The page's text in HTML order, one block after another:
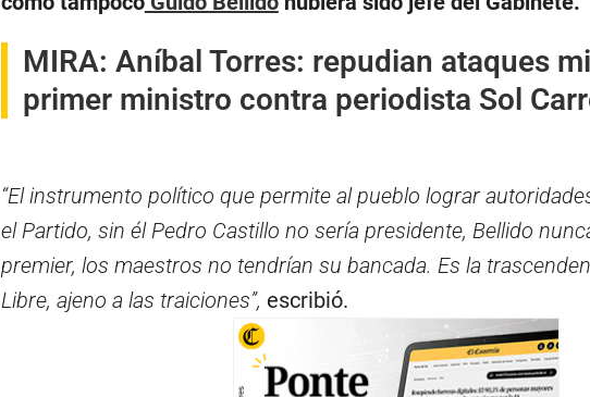
MIRA: Aníbal Torres: repudian ataques
primer ministro contra periodista Sol
“El instrumento político que permite al pueblo lograr
el Partido, sin él Pedro Castillo no sería presidente, Bellido
premier, los maestros no tendrían su bancada. Es la
Libre, ajeno a las traiciones”, escribió.